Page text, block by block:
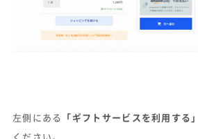
左側にある 「ギフトサービスを利用する」